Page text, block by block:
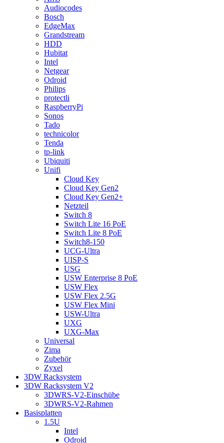
Audiocodes
Bosch
EdgeMax
Grandstream
HDD
Hubitat
Intel
Netgear
Odroid
Philips
protectli
RaspberryPi
Sonos
Tado
technicolor
Tenda
tp-link
Ubiquiti
Unifi
Cloud Key
Cloud Key Gen2
Cloud Key Gen2+
Netzteil
Switch 8
Switch Lite 16 PoE
Switch Lite 8 PoE
Switch8-150
UCG-Ultra
UISP-S
USG
USW Enterprise 8 PoE
USW Flex
USW Flex 2.5G
USW Flex Mini
USW-Ultra
UXG
UXG-Max
Universal
Zima
Zubehör
Zyxel
3DW Racksystem
3DW Racksystem V2
3DWRS-V2-Einschübe
3DWRS-V2-Rahmen
Basisplatten
1.5U
Intel
Odroid